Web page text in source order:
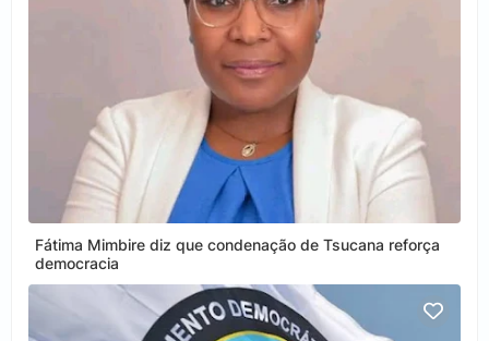
Fátima Mimbire diz que condenação de Tsucana reforça
democracia